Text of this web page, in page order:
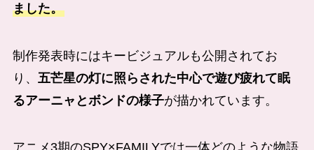
ました。
制作発表時にはキービジュアルも公開されてお
り、 五芒星の灯に照らされた中心で遊び疲れて眠
るアーニャとボンドの様子が描かれています。